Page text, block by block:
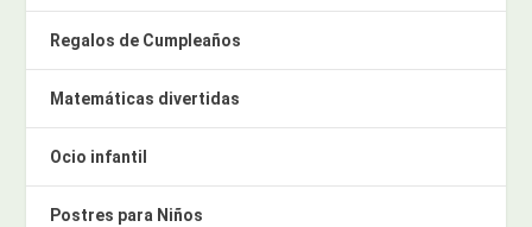
Regalos de Cumpleaños
Matemáticas divertidas
Ocio infantil
Postres para Niños